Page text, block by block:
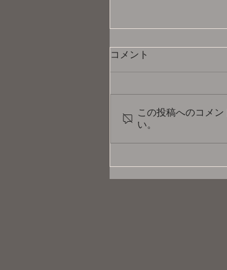
お神セブン「'83年
コメント
この投稿へのコメ
い。